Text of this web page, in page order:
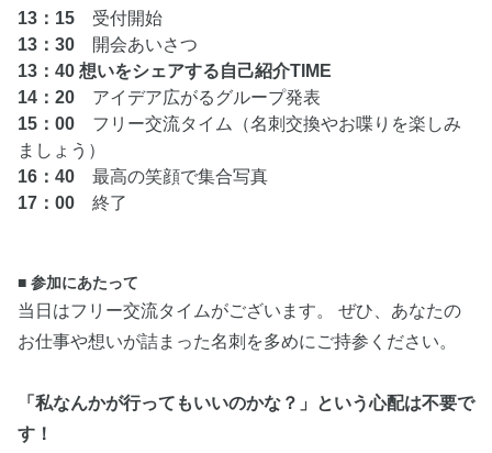
13：15 受付開始
13：30 開会あいさつ
13：40 想いをシェアする自己紹介TIME
14：20 アイデア広がるグループ発表
15：00 フリー交流タイム（名刺交換やお喋りを楽しみ
ましょう）
16：40 最高の笑顔で集合写真
17：00 終了
■ 参加にあたって
当日はフリー交流タイムがございます。 ぜひ、あなたの
お仕事や想いが詰まった名刺を多めにご持参ください。
「私なんかが行ってもいいのかな？」という心配は不要で
す！